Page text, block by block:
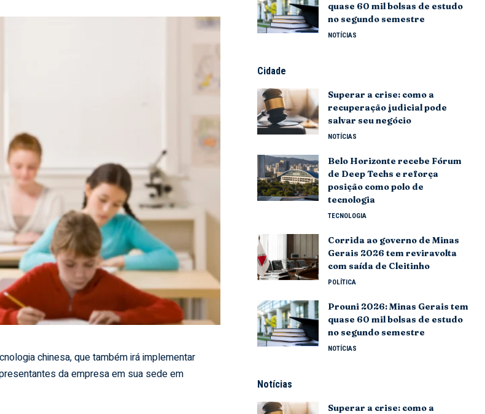
chinesa, que também irá implementar
da empresa em sua sede em
quase 60 mil bolsas de estudo
no segundo semestre
NOTÍCIAS
Cidade
Superar a crise: como a
recuperação judicial pode
salvar seu negócio
NOTÍCIAS
Belo Horizonte recebe Fórum
de Deep Techs e reforça
posição como polo de
tecnologia
TECNOLOGIA
Corrida ao governo de Minas
Gerais 2026 tem reviravolta
com saída de Cleitinho
POLÍTICA
Prouni 2026: Minas Gerais tem
quase 60 mil bolsas de estudo
no segundo semestre
NOTÍCIAS
Notícias
Superar a crise: como a